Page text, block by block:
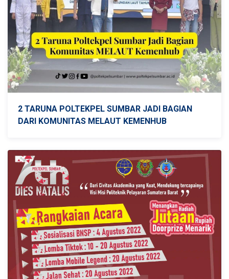
2 TARUNA POLTEKPEL SUMBAR JADI BAGIAN
DARI KOMUNITAS MELAUT KEMENHUB